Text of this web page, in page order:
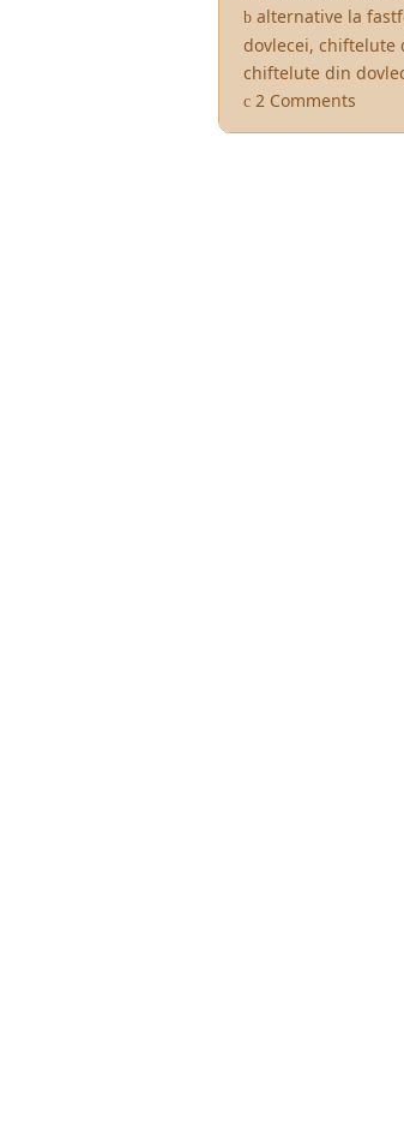
alternative la
dovlecei, chiftelute
chiftelute din
2 Comments